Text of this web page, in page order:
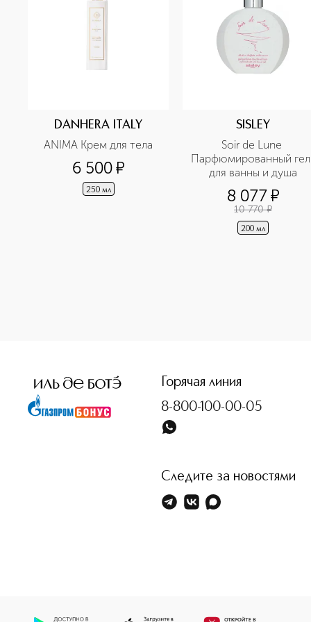
DANHERA ITALY
ANIMA Крем для тела
6 500¤
250 мл
SISLEY
Soir de Lune
Парфюмированный
для ванны и душа
8 077¤
10 770 ¤
200 мл
Горячая линия
8-800-100-00-05
Следите за новостями